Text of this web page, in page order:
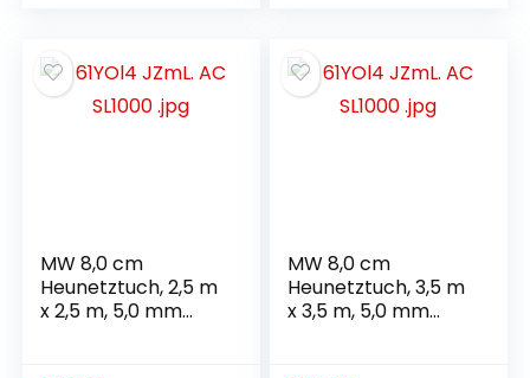
MW 8,0 cm
Heunetztuch, 2,5 m
x 2,5 m, 5,0 mm
MW 8,0 cm
Heunetztuch, 3,5 m
x 3,5 m, 5,0 mm